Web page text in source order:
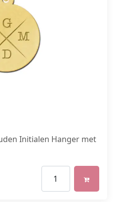
Initialen Hanger met